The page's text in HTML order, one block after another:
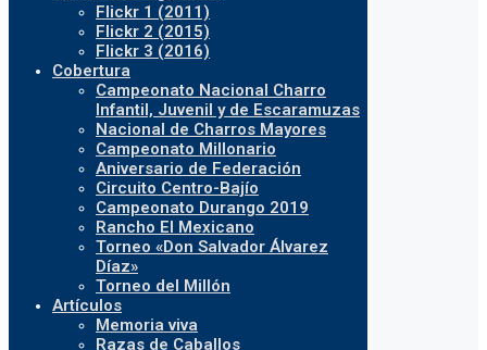
Flickr 1 (2011)
Flickr 2 (2015)
Flickr 3 (2016)
Cobertura
Campeonato Nacional Charro
Infantil, Juvenil y de Escaramuzas
Nacional de Charros Mayores
Campeonato Millonario
Aniversario de Federación
Circuito Centro-Bajío
Campeonato Durango 2019
Rancho El Mexicano
Torneo «Don Salvador Álvarez
Díaz»
Torneo del Millón
Artículos
Memoria viva
Razas de Caballos